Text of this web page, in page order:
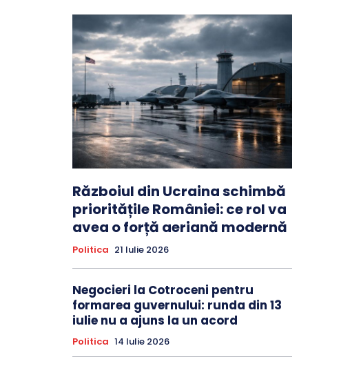
Războiul din Ucraina schimbă
prioritățile României: ce rol va
avea o forță aeriană modernă
Politica 21 Iulie 2026
Negocieri la Cotroceni pentru
formarea guvernului: runda din 13
iulie nu a ajuns la un acord
Politica 14 Iulie 2026